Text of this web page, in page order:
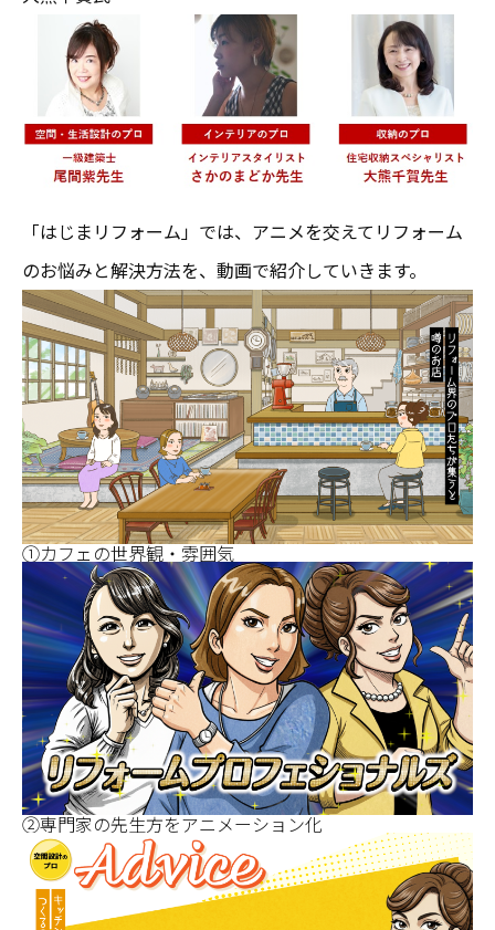
「はじまリフォーム」では、アニメを交えてリフォーム
のお悩みと解決方法を、動画で紹介していきます。
①カフェの世界観・雰囲気
②専門家の先生方をアニメーション化